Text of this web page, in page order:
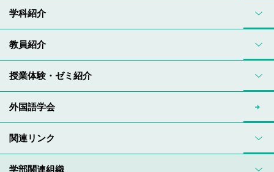
学部関連組織
学科紹介
教員紹介
授業体験・ゼミ紹介
外国語学会
関連リンク